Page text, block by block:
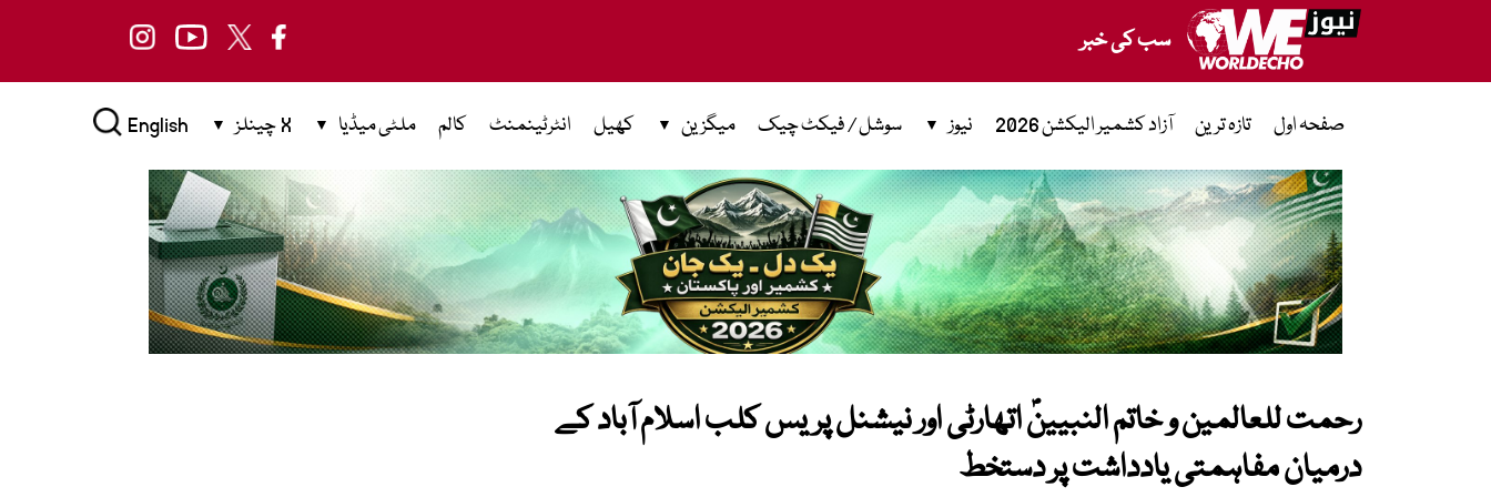
سب کی خبر
صفحہ اول تازہ ترین آزاد کشمیر الیکشن 2026 نیوز سوشل / فیکٹ چیک میگزین کھیل انٹرٹینمنٹ کالم ملٹی میڈیا X چینلز English
رحمت للعالمین و خاتم النبیینؐ اتھارٹی اور نیشنل پریس کلب اسلام آباد کے
درمیان مفاہمتی یادداشت پر دستخط